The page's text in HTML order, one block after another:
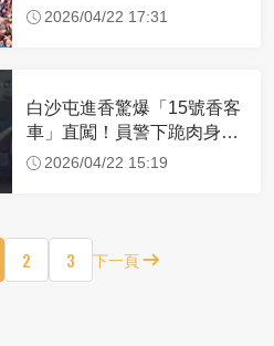
32.1萬創新高
2026/04/22 17:31
白沙屯進香驚爆「15號香客
車」直闖！員警下跪肉身擋
車：讓行人先過
2026/04/22 15:19
2 3 下一頁